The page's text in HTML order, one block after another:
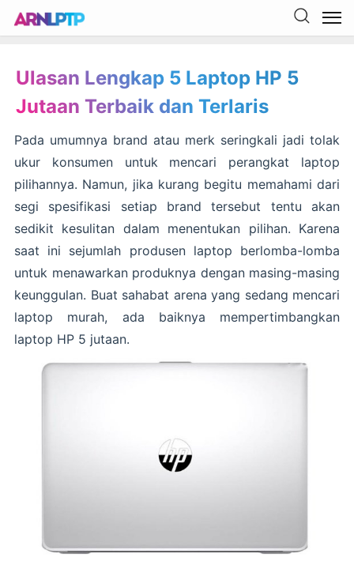
Ulasan Lengkap 5 Laptop HP 5
Jutaan Terbaik dan Terlaris
Pada umumnya brand atau merk seringkali jadi tolak
ukur konsumen untuk mencari perangkat laptop
pilihannya. Namun, jika kurang begitu memahami dari
segi spesifikasi setiap brand tersebut tentu akan
sedikit kesulitan dalam menentukan pilihan. Karena
saat ini sejumlah produsen laptop berlomba-lomba
untuk menawarkan produknya dengan masing-masing
keunggulan. Buat sahabat arena yang sedang mencari
laptop murah, ada baiknya mempertimbangkan
laptop HP 5 jutaan.